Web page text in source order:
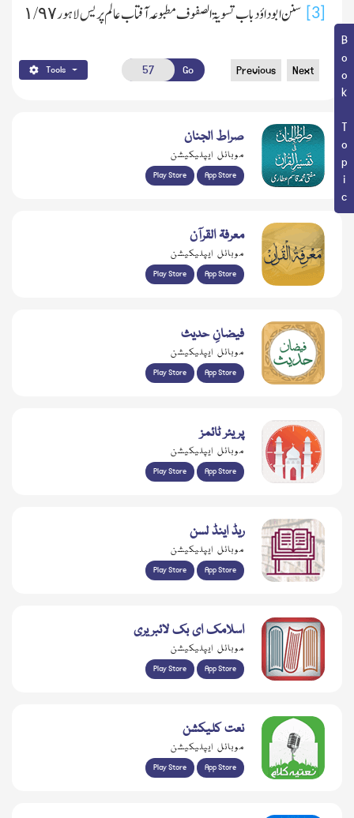
Book Topic
[3] سنن ابو داؤد باب تسویۃ الصفوف مطبوعہ آفتاب عالم پریس لاہور ١/٩٧
Tools Go Previous Next
صراط الجنان
موبائل ایپلیکیشن
Play Store App Store
معرفۃ القرآن
موبائل ایپلیکیشن
Play Store App Store
فیضانِ حدیث
موبائل ایپلیکیشن
Play Store App Store
پریئر ٹائمز
موبائل ایپلیکیشن
Play Store App Store
ریڈ اینڈ لسن
موبائل ایپلیکیشن
Play Store App Store
اسلامک ای بک لائبریری
موبائل ایپلیکیشن
Play Store App Store
نعت کلیکشن
موبائل ایپلیکیشن
Play Store App Store